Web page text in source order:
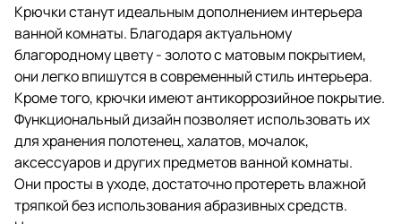
Крючки станут идеальным дополнением интерьера
ванной комнаты. Благодаря актуальному
благородному цвету - золото с матовым покрытием,
они легко впишутся в современный стиль интерьера.
Кроме того, крючки имеют антикоррозийное покрытие.
Функциональный дизайн позволяет использовать их
для хранения полотенец, халатов, мочалок,
аксессуаров и других предметов ванной комнаты.
Они просты в уходе, достаточно протереть влажной
тряпкой без использования абразивных средств.